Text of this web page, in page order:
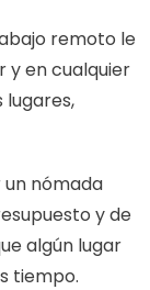
remoto le
y en cualquier
lugares,
un nómada
y de
algún lugar
tiempo.